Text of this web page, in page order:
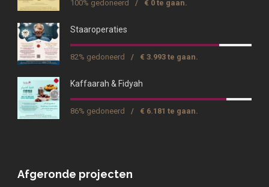
100% gedoneerd / € 0 te gaan.
Staaroperaties
82% gedoneerd / € 3.993 te gaan.
Kaffaarah & Fidyah
86% gedoneerd / € 6.181 te gaan.
Afgeronde projecten